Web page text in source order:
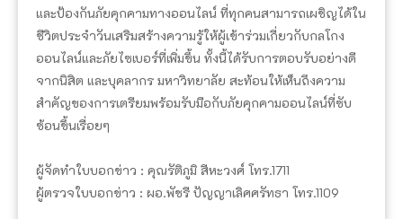
และป้องกันภัยคุกคามทางออนไลน์ ที่ทุกคนสามารถเผชิญได้ใน
ชีวิตประจำวันเสริมสร้างความรู้ให้ผู้เข้าร่วมเกี่ยวกับกลโกง
ออนไลน์และภัยไซเบอร์ที่เพิ่มขึ้น ทั้งนี้ได้รับการตอบรับอย่างดี
จากนิสิต และบุคลากร มหาวิทยาลัย สะท้อนให้เห็นถึงความ
สำคัญของการเตรียมพร้อมรับมือกับภัยคุกคามออนไลน์ที่ซับ
ซ้อนขึ้นเรื่อยๆ
ผู้จัดทำใบบอกข่าว : คุณรัติภูมิ สีหะวงศ์ โทร.1711
ผู้ตรวจใบบอกข่าว : ผอ.พัชรี ปัญญาเลิศศรัทธา โทร.1109